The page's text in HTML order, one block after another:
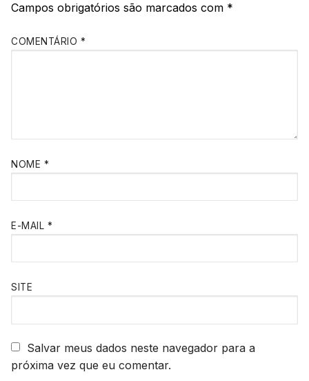
Campos obrigatórios são marcados com *
COMENTÁRIO *
NOME *
E-MAIL *
SITE
Salvar meus dados neste navegador para a
próxima vez que eu comentar.